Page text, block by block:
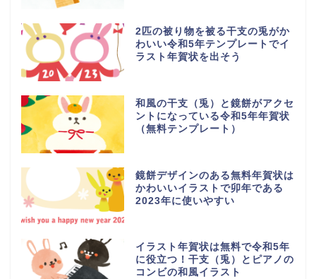
2匹の被り物を被る干支の兎がか
わいい令和5年テンプレートでイ
ラスト年賀状を出そう
和風の干支（兎）と鏡餅がアクセ
ントになっている令和5年年賀状
（無料テンプレート）
鏡餅デザインのある無料年賀状は
かわいいイラストで卯年である
2023年に使いやすい
イラスト年賀状は無料で令和5年
に役立つ！干支（兎）とピアノの
コンビの和風イラスト